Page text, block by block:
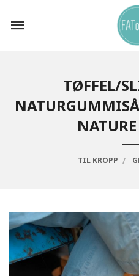
innholdet
TØFFEL/
TIL KROPP